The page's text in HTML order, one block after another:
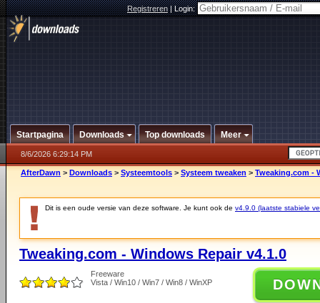
Registreren|Login:
Startpagina Downloads Top downloads Meer
8/6/2026 6:29:14 PM
AfterDawn > Downloads > Systeemtools > Systeem tweaken > Tweaking.com -
Dit is een oude versie van deze software. Je kunt ook de v4.9.0 (laatste stabiele
Tweaking.com - Windows Repair v4.1.0
Freeware
Vista / Win10 / Win7 / Win8 / WinXP